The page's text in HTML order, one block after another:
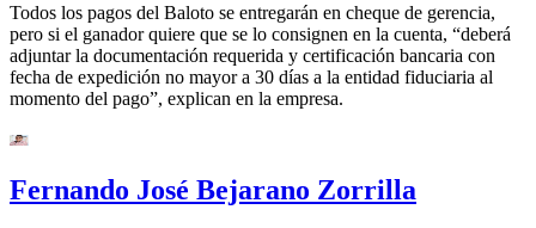
Todos los pagos del Baloto se entregarán en cheque de gerencia,
pero si el ganador quiere que se lo consignen en la cuenta, “deberá
adjuntar la documentación requerida y certificación bancaria con
fecha de expedición no mayor a 30 días a la entidad fiduciaria al
momento del pago”, explican en la empresa.
Fernando José Bejarano Zorrilla